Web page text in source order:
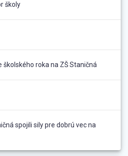
školy
školského roka na ZŠ Staničná
spojili sily pre dobrú vec na